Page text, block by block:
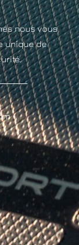
nous vous
unique de